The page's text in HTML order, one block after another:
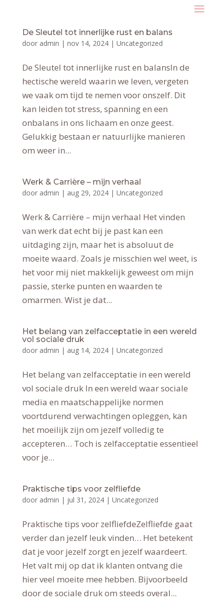
De Sleutel tot innerlijke rust en balans
door admin | nov 14, 2024| Uncategorized
De Sleutel tot innerlijke rust en balansIn de
hectische wereld waarin we leven, vergeten
we vaak om tijd te nemen voor onszelf. Dit
kan leiden tot stress, spanning en een
onbalans in ons lichaam en onze geest.
Gelukkig bestaan er natuurlijke manieren
om weer in...
Werk & Carrière – mijn verhaal
door admin | aug 29, 2024| Uncategorized
Werk & Carrière – mijn verhaal Het vinden
van werk dat echt bij je past kan een
uitdaging zijn, maar het is absoluut de
moeite waard. Zoals je misschien wel weet, is
het voor mij niet makkelijk geweest om mijn
passie, sterke punten en waarden te
omarmen. Wist je dat...
Het belang van zelfacceptatie in een wereld
vol sociale druk
door admin | aug 14, 2024| Uncategorized
Het belang van zelfacceptatie in een wereld
vol sociale druk In een wereld waar sociale
media en maatschappelijke normen
voortdurend verwachtingen opleggen, kan
het moeilijk zijn om jezelf volledig te
accepteren… Toch is zelfacceptatie essentieel
voor je...
Praktische tips voor zelfliefde
door admin | jul 31, 2024| Uncategorized
Praktische tips voor zelfliefdeZelfliefde gaat
verder dan jezelf leuk vinden… Het betekent
dat je voor jezelf zorgt en jezelf waardeert.
Het valt mij op dat ik klanten ontvang die
hier veel moeite mee hebben. Bijvoorbeeld
door de sociale druk om steeds overal...